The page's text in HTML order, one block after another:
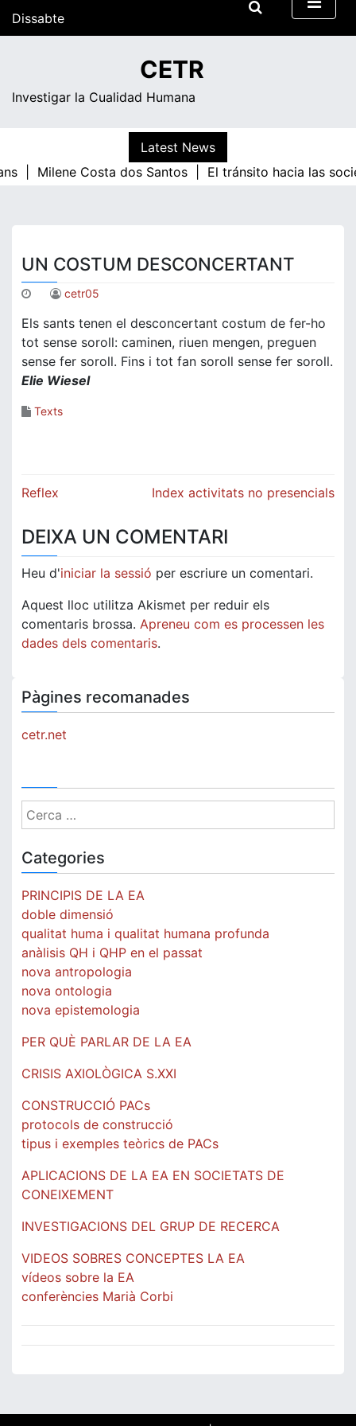
Dissabte
CETR
Investigar la Cualidad Humana
Latest News
|
Milene Costa dos Santos | El tránsito hacia las
UN COSTUM DESCONCERTANT
cetr05
Els sants tenen el desconcertant costum de fer-ho
tot sense soroll: caminen, riuen mengen, preguen
sense fer soroll. Fins i tot fan soroll sense fer soroll.
Elie Wiesel
Texts
Navegació
Reflex Index activitats no presencials
DEIXA UN COMENTARI
Heu d'iniciar la sessió per escriure un comentari.
Aquest lloc utilitza Akismet per reduir els
comentaris brossa. Apreneu com es processen les
dades dels comentaris.
Pàgines recomanades
cetr.net
Cerca:
Categories
PRINCIPIS DE LA EA
doble dimensió
qualitat huma i qualitat humana profunda
anàlisis QH i QHP en el passat
nova antropologia
nova ontologia
nova epistemologia
PER QUÈ PARLAR DE LA EA
CRISIS AXIOLÒGICA S.XXI
CONSTRUCCIÓ PACs
protocols de construcció
tipus i exemples teòrics de PACs
APLICACIONS DE LA EA EN SOCIETATS DE
CONEIXEMENT
INVESTIGACIONS DEL GRUP DE RECERCA
VIDEOS SOBRES CONCEPTES LA EA
vídeos sobre la EA
conferències Marià Corbi